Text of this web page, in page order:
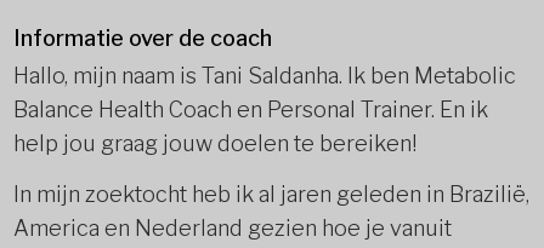
Informatie over de coach
Hallo, mijn naam is Tani Saldanha. Ik ben Metabolic
Balance Health Coach en Personal Trainer. En ik
help jou graag jouw doelen te bereiken!
In mijn zoektocht heb ik al jaren geleden in Brazilië,
America en Nederland gezien hoe je vanuit